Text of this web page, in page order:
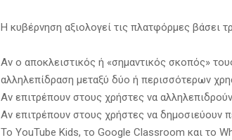
Η κυβέρνηση αξιολογεί τις πλατφόρμες βάσει
Αν ο αποκλειστικός ή «σημαντικός σκοπός»
αλληλεπίδραση μεταξύ δύο ή περισσότερων
Αν επιτρέπουν στους χρήστες να
Αν επιτρέπουν στους χρήστες να δημοσιεύουν
Το YouTube Kids, το Google Classroom και το